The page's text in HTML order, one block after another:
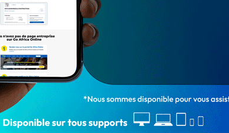
s'estompe. La réalité vous rattrape. Il
il n'a jamais profondément envisagé quelque
l'impression que tu le quitteras pour un
l'as fait avec ton ex. ... Le temps passe et
la tête; tu réalises la bourde que tu as
et tu essaies de revenir avec le père
mieux. ... Tu fais des manigances pour
conquérir. Avec lui, elle a su développer une
longtemps. ... Et là, tu te retrouves